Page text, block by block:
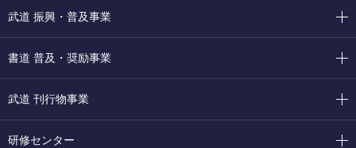
武道 振興・普及事業
書道 普及・奨励事業
武道 刊行物事業
研修センター